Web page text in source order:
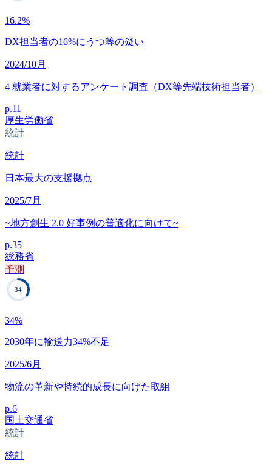
16.2%
DX担当者の16%にうつ等の疑い
2024/10月
4 就業者に対するアンケート調査（DX等先端技術担当者）
p.11
厚生労働省
統計
統計
日本最大の支援拠点
2025/7月
~地方創生 2.0 好事例の普適化に向けて~
p.35
総務省
予測
34
34%
2030年に輸送力34%不足
2025/6月
物流の革新や持続的成長に向けた取組
p.6
国土交通省
統計
統計